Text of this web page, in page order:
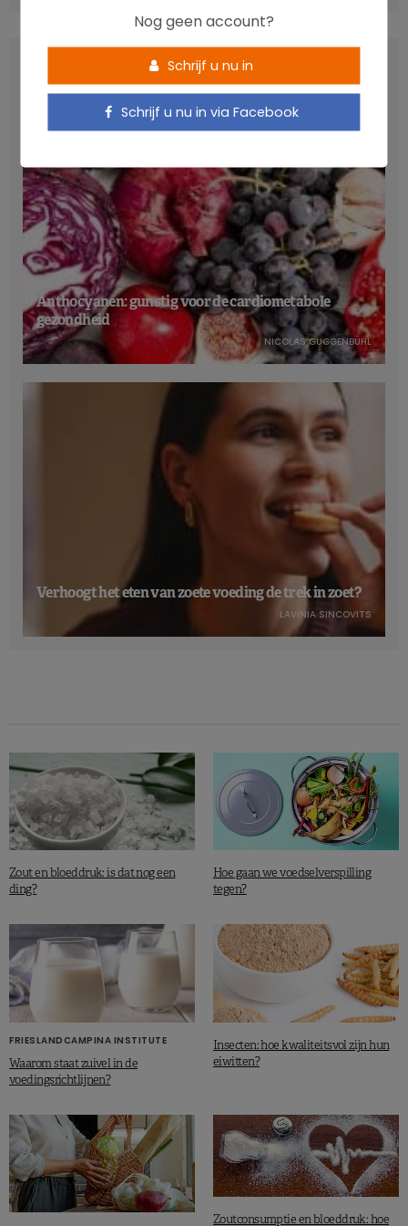
Anthocyanen: gunstig voor de cardiometabole
gezondheid
NICOLAS GUGGENBÜHL
Verhoogt het eten van zoete voeding de trek in zoet?
LAVINIA SINCOVITS
Zout en bloeddruk: is dat nog een
ding?
Hoe gaan we voedselverspilling
tegen?
FRIESLANDCAMPINA INSTITUTE
Waarom staat zuivel in de
voedingsrichtlijnen?
Insecten: hoe kwaliteitsvol zijn hun
eiwitten?
Zoutconsumptie en bloeddruk: hoe
Nog geen account?
Schrijf u nu in
Schrijf u nu in via Facebook